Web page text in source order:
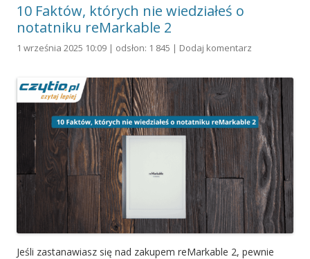
10 Faktów, których nie wiedziałeś o
notatniku reMarkable 2
1 września 2025 10:09 | odsłon: 1 845 | Dodaj komentarz
Jeśli zastanawiasz się nad zakupem reMarkable 2, pewnie